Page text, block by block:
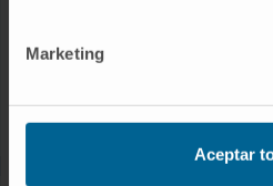
Marketing
Aceptar
Conozca a los profesionales
Trabaje con nosotros